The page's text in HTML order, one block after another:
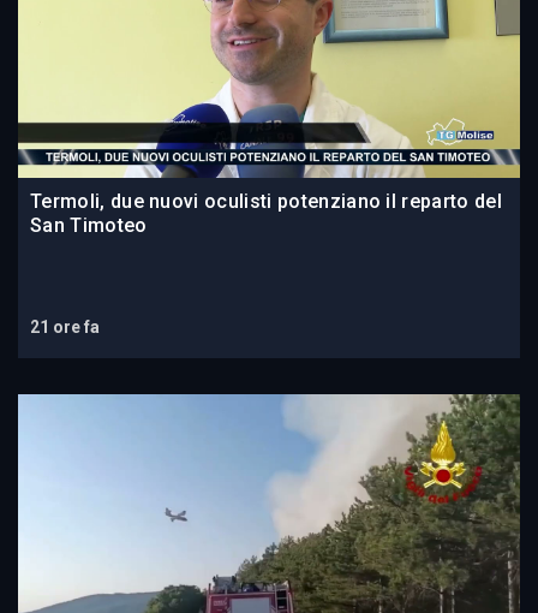
Termoli, due nuovi oculisti potenziano il reparto del
San Timoteo
21 ore fa